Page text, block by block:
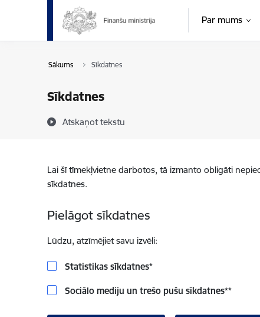
Pāriet uz lapas saturu
Par mums
Sākums Sīkdatnes
Sīkdatnes
Atskaņot tekstu
Lai šī tīmekļvietne darbotos, tā izmanto obligāti
sīkdatnes.
Pielāgot sīkdatnes
Lūdzu, atzīmējiet savu izvēli:
Statistikas sīkdatnes*
Sociālo mediju un trešo pušu sīkdatnes**